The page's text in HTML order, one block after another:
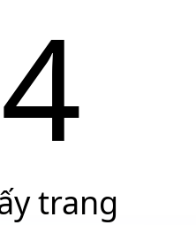
trang